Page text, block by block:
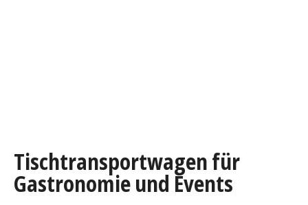
Tischtransportwagen für
Gastronomie und Events